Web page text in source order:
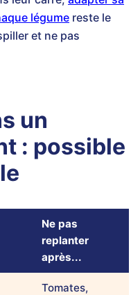
légume reste le
et ne pas
un
: possible
Ne pas
replanter
après...
Tomates,